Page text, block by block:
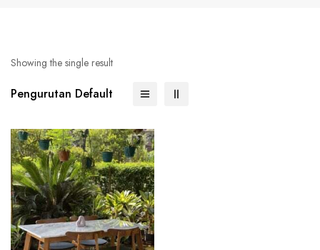
Showing the single result
Pengurutan Default